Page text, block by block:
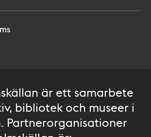
är ett samarbete
bibliotek och museer i
Partnerorganisationer